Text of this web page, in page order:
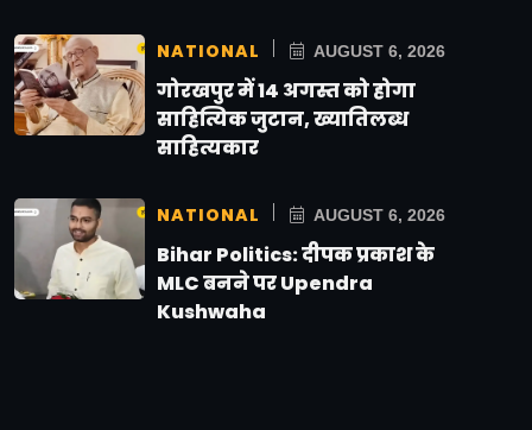
NATIONAL AUGUST 6, 2026
गोरखपुर में 14 अगस्त को होगा
साहित्यिक जुटान, ख्यातिलब्ध
साहित्यकार
NATIONAL AUGUST 6, 2026
Bihar Politics: दीपक प्रकाश के
MLC बनने पर Upendra
Kushwaha